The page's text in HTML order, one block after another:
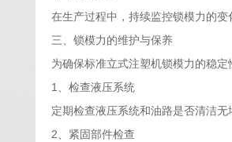
在生产过程中，持续监控锁模力的
三、锁模力的维护与保养
为确保标准立式注塑机锁模力的稳
1、检查液压系统
定期检查液压系统和油路是否清洁
2、紧固部件检查